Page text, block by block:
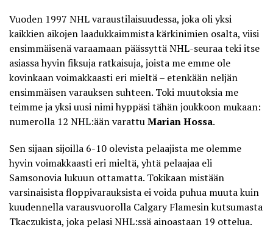
Vuoden 1997 NHL varaustilaisuudessa, joka oli yksi
kaikkien aikojen laadukkaimmista kärkinimien osalta, viisi
ensimmäisenä varaamaan päässyttä NHL-seuraa teki itse
asiassa hyvin fiksuja ratkaisuja, joista me emme ole
kovinkaan voimakkaasti eri mieltä – etenkään neljän
ensimmäisen varauksen suhteen. Toki muutoksia me
teimme ja yksi uusi nimi hyppäsi tähän joukkoon mukaan:
numerolla 12 NHL:ään varattuMarian Hossa.
Sen sijaan sijoilla 6-10 olevista pelaajista me olemme
hyvin voimakkaasti eri mieltä, yhtä pelaajaa eli
Samsonovia lukuun ottamatta. Tokikaan mistään
varsinaisista floppivarauksista ei voida puhua muuta kuin
kuudennella varausvuorolla Calgary Flamesin kutsumasta
Tkaczukista, joka pelasi NHL:ssä ainoastaan 19 ottelua.